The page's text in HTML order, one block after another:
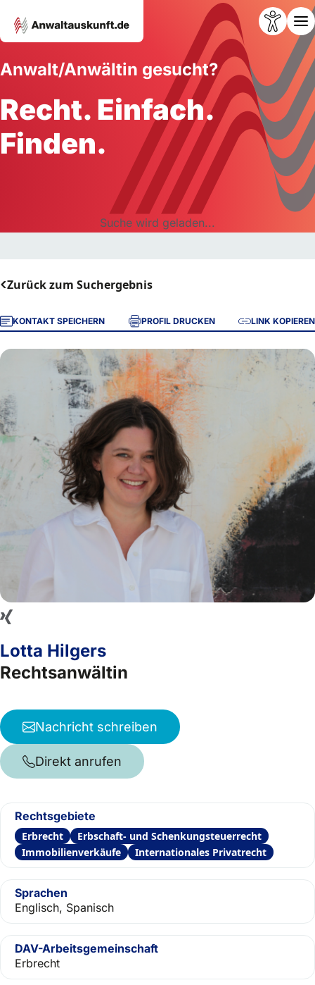
Anwalt/Anwältin gesucht?
Recht. Einfach.
Finden.
Suche wird geladen...
Zurück zum Suchergebnis
KONTAKT SPEICHERN PROFIL DRUCKEN LINK KOPIEREN
Lotta Hilgers
Rechtsanwältin
Nachricht schreiben
Direkt anrufen
Rechtsgebiete
Erbrecht
Erbschaft- und Schenkungsteuerrecht
Immobilienverkäufe
Internationales Privatrecht
Sprachen
Englisch, Spanisch
DAV-Arbeitsgemeinschaft
Erbrecht